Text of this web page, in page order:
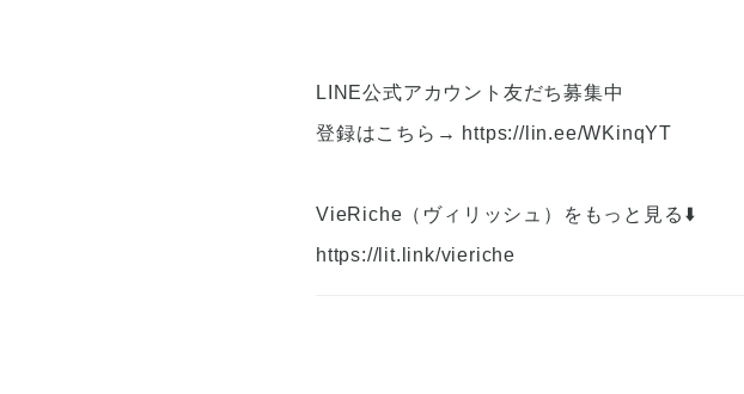
LINE公式アカウント友だち募集中
登録はこちら→ https://lin.ee/WKinqYT
VieRiche（ヴィリッシュ）をもっと見る⬇️
https://lit.link/vieriche